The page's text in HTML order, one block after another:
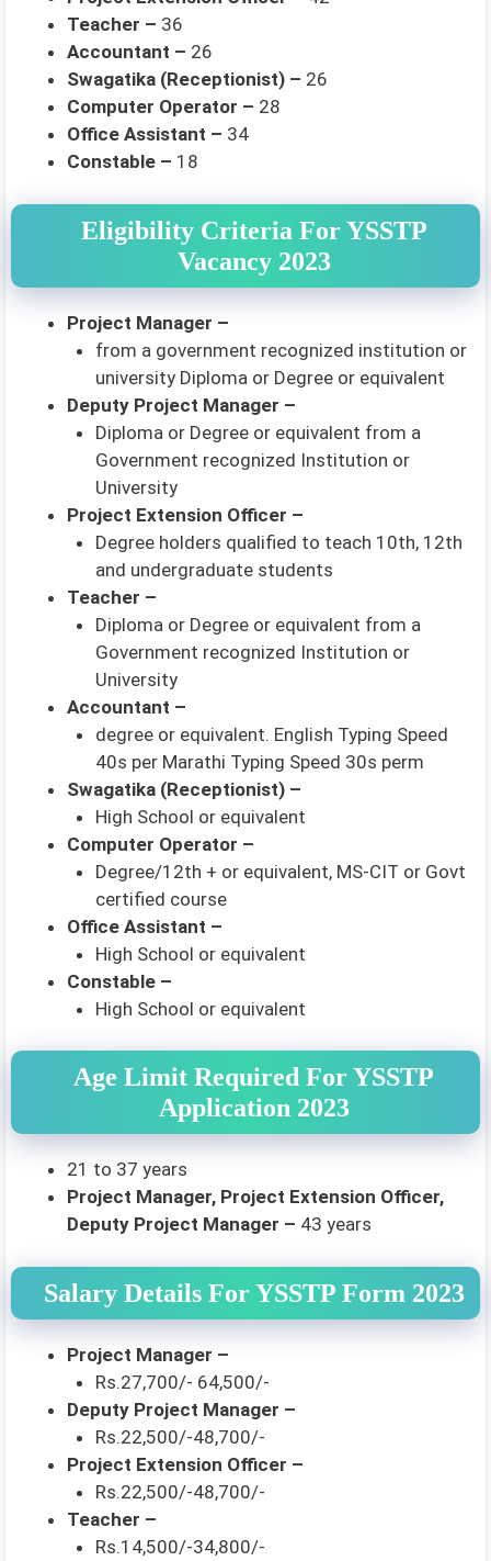
Teacher – 36
Accountant – 26
Swagatika (Receptionist) – 26
Computer Operator – 28
Office Assistant – 34
Constable – 18
Eligibility Criteria For YSSTP
Vacancy 2023
Project Manager –
from a government recognized institution or
university Diploma or Degree or equivalent
Deputy Project Manager –
Diploma or Degree or equivalent from a
Government recognized Institution or
University
Project Extension Officer –
Degree holders qualified to teach 10th, 12th
and undergraduate students
Teacher –
Diploma or Degree or equivalent from a
Government recognized Institution or
University
Accountant –
degree or equivalent. English Typing Speed ​​
40s per Marathi Typing Speed ​​30s perm
Swagatika (Receptionist) –
High School or equivalent
Computer Operator –
Degree/12th + or equivalent, MS-CIT or Govt
certified course
Office Assistant –
High School or equivalent
Constable –
High School or equivalent
Age Limit Required For YSSTP
Application 2023
21 to 37 years
Project Manager, Project Extension Officer,
Deputy Project Manager – 43 years
Salary Details For YSSTP Form 2023
Project Manager –
Rs.27,700/- 64,500/-
Deputy Project Manager –
Rs.22,500/-48,700/-
Project Extension Officer –
Rs.22,500/-48,700/-
Teacher –
Rs.14,500/-34,800/-